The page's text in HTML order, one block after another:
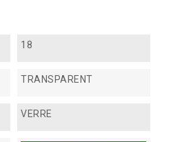
18
TRANSPARENT
VERRE